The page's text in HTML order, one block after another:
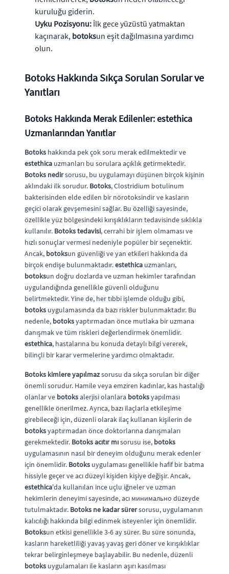
kuruluğu giderin.
Uyku Pozisyonu: İlk gece yüzüstü yatmaktan
kaçınarak, botoksun eşit dağılmasına yardımcı
olun.
Botoks Hakkında Sıkça Sorulan Sorular ve
Yanıtları
Botoks Hakkında Merak Edilenler: estethica
Uzmanlarından Yanıtlar
Botoks hakkında pek çok soru merak edilmektedir ve
estethica uzmanları bu sorulara açıklık getirmektedir.
Botoks nedirsorusu, bu uygulamayı düşünen birçok kişinin
aklındaki ilk sorudur. Botoks, Clostridium botulinum
bakterisinden elde edilen bir nörotoksindir ve kasların
geçici olarak gevşemesini sağlar. Bu özelliği sayesinde,
özellikle yüz bölgesindeki kırışıklıkların tedavisinde sıklıkla
kullanılır. Botoks tedavisi, cerrahi bir işlem olmaması ve
hızlı sonuçlar vermesi nedeniyle popüler bir seçenektir.
Ancak, botoksun güvenliği ve yan etkileri hakkında da
birçok endişe bulunmaktadır.estethica uzmanları,
botoksun doğru dozlarda ve uzman hekimler tarafından
uygulandığında genellikle güvenli olduğunu
belirtmektedir. Yine de, her tıbbi işlemde olduğu gibi,
botoks uygulamasında da bazı riskler bulunmaktadır. Bu
nedenle, botoksyaptırmadan önce mutlaka bir uzmana
danışmak ve tüm riskleri değerlendirmek önemlidir.
estethica, hastalarına bu konuda detaylı bilgi vererek,
bilinçli bir karar vermelerine yardımcı olmaktadır.
Botoks kimlere yapılmazsorusu da sıkça sorulan bir diğer
önemli sorudur. Hamile veya emziren kadınlar, kas hastalığı
olanlar ve botoksalerjisi olanlara botoksyapılması
genellikle önerilmez. Ayrıca, bazı ilaçlarla etkileşime
girebileceği için, düzenli olarak ilaç kullanan kişilerin de
botoksyaptırmadan önce doktorlarına danışmaları
gerekmektedir. Botoks acıtır mısorusu ise, botoks
uygulamasının nasıl bir deneyim olduğunu merak edenler
için önemlidir. Botoks uygulaması genellikle hafif bir batma
hissiyle geçer ve acı düzeyi kişiden kişiye değişir. Ancak,
estethica'da kullanılan ince uçlu iğneler ve uzman
hekimlerin deneyimi sayesinde, acı минимально düzeyde
tutulmaktadır. Botoks ne kadar sürersorusu, uygulamanın
kalıcılığı hakkında bilgi edinmek isteyenler için önemlidir.
Botoksun etkisi genellikle 3-6 ay sürer. Bu süre sonunda,
kasların hareketliliği yavaş yavaş geri döner ve kırışıklıklar
tekrar belirginleşmeye başlayabilir. Bu nedenle, düzenli
botoks uygulamaları ile kasların aşırı kasılması